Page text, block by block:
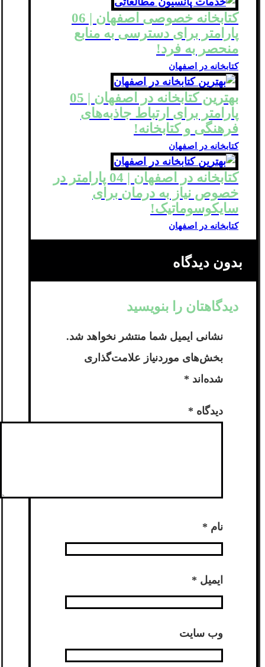
کتابخانه خصوصی اصفهان | 06
پارامتر برای دسترسی به منابع
منحصر به فرد!
کتابخانه در اصفهان
بهترین کتابخانه در اصفهان | 05
پارامتر برای ارتباط جاذبه‌های
فرهنگی و کتابخانه!
کتابخانه در اصفهان
کتابخانه در اصفهان | 04 پارامتر در
خصوص نیاز به درمان برای
سایکوسوماتیک!
کتابخانه در اصفهان
بدون دیدگاه
دیدگاهتان را بنویسید
نشانی ایمیل شما منتشر نخواهد شد.
بخش‌های موردنیاز علامت‌گذاری
شده‌اند *
دیدگاه *
نام *
ایمیل *
وب‌ سایت